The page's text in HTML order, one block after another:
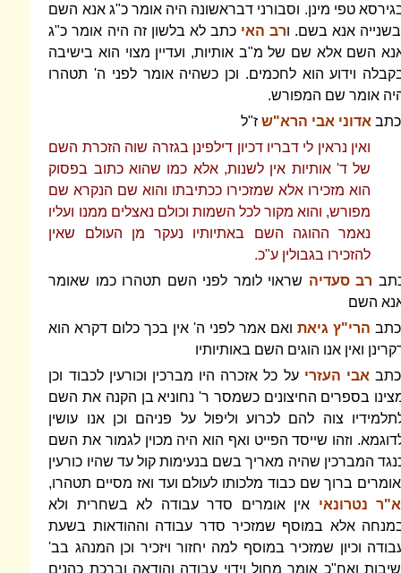
טפי מינן. וסבורני דבראשונה היה אומר כ"ג אנא השם
אנא בשם. ורב האי כתב לא בלשון זה היה אומר כ"ג
השם אלא שם של מ"ב אותיות, ועדיין מצוי הוא בישיבה
וידוע הוא לחכמים. וכן כשהיה אומר לפני ה' תטהרו
אומר שם המפורש.
אדוני אבי הרא"ש ז"ל
ואין נראין לי דבריו דכיון דילפינן בגזרה שוה הזכרת השם
של ד' אותיות אין לשנות, אלא כמו שהוא כתוב בפסוק
הוא מזכירו אלא שמזכירו ככתיבתו והוא שם הנקרא שם
מפורש, והוא מקור לכל השמות וכולם נאצלים ממנו ועליו
נאמר ההוגה השם באתיותיו נעקר מן העולם שאין
להזכירו בגבולין ע"כ.
רב סעדיה שראוי לומר לפני השם תטהרו כמו שאומר
השם
הרי"ץ גיאתואם אמר לפני ה' אין בכך כלום דקרא הוא
ואין אנו הוגים השם באותיותיו
אבי העזרי על כל אזכרה היו מברכין וכורעין לכבוד וכן
בספרים החיצונים כשמסר ר' נחוניא בן הקנה את השם
צוה להם לכרוע וליפול על פניהם וכן אנו עושין
וזהו שייסד הפייט ואף הוא היה מכוין לגמור את השם
המברכין שהיה מאריך בשם בנעימות קול עד שהיו כורעין
ברוך שם כבוד מלכותו לעולם ועד ואז מסיים תטהרו,
א"ר נטרונאי אין אומרים סדר עבודה לא בשחרית ולא
אלא במוסף שמזכיר סדר עבודה וההודאות בשעת
וכיון שמזכיר במוסף למה יחזור ויזכיר וכן המנהג בב'
ואח"כ אומר מחול וידוי עבודה והודאה וברכת כהנים